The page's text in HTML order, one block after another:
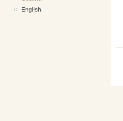
English